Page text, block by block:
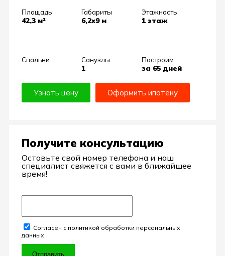
Площадь
42,3 м²
Габариты
6,2х9 м
Этажность
1 этаж
Спальни Санузлы
1
Построим
за 65 дней
Узнать цену Оформить ипотеку
Получите консультацию
Оставьте свой номер телефона и наш
специалист свяжется с вами в ближайшее
время!
Согласен с политикой обработки персональных
данных
Отправить